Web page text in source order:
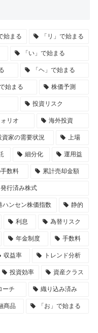
始まる 「リ」で始まる
「い」で始まる
「ヘ」で始まる
始まる 株価予測
投資リスク
リオ 海外投資
資家の需要状況 上場
細分化 運用益
数料 累計売却金額
発行済み株式
ハンセン株価指数 静的
利息 為替リスク
年金制度 手数料
収益率 トレンド分析
投資効率 資産クラス
ーチ 織り込み済み
商品 「お」で始まる